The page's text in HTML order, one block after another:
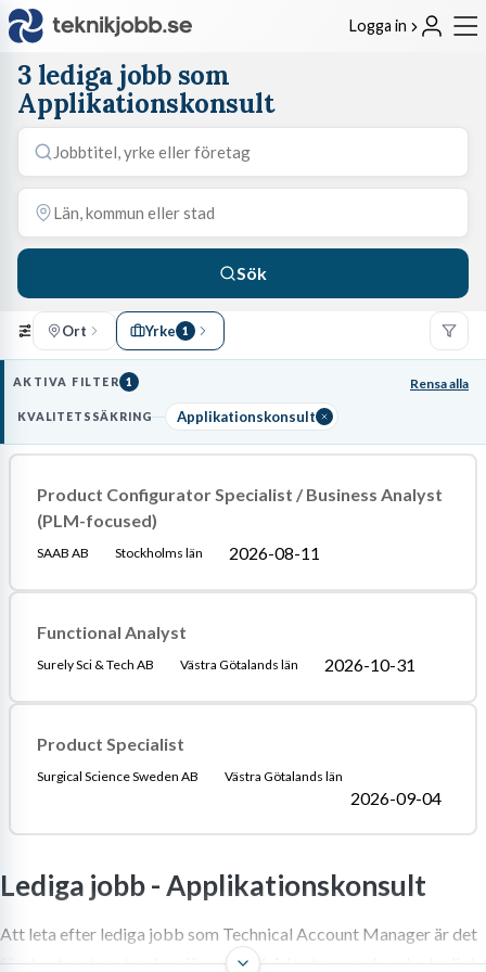
Logga in
3 lediga jobb som
Applikationskonsult
Sök
Ort Yrke 1
AKTIVA FILTER 1 Rensa alla
KVALITETSSÄKRING Applikationskonsult
Product Configurator Specialist / Business Analyst
(PLM-focused)
SAAB AB Stockholms län 2026-08-11
Functional Analyst
Surely Sci & Tech AB Västra Götalands län 2026-10-31
Product Specialist
Surgical Science Sweden AB Västra Götalands län
2026-09-04
Lediga jobb -Applikationskonsult
Att leta efter lediga jobb som Technical Account Manager är det
första steget mot en karriär som är både utmanande och otroligt